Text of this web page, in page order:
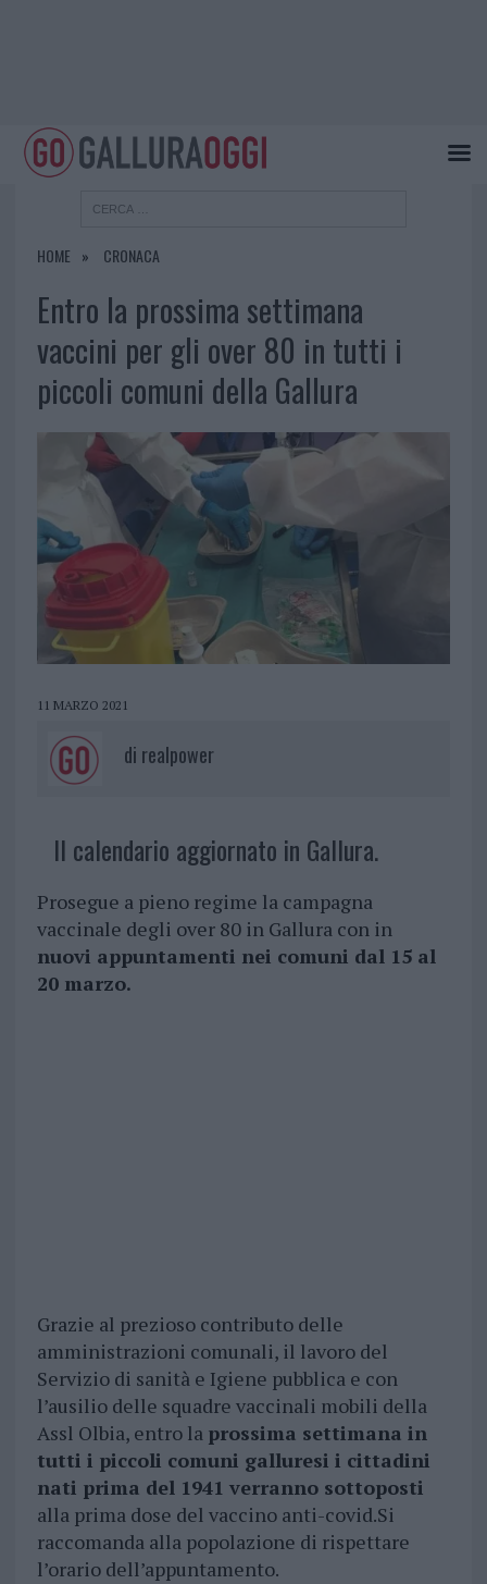
HOME CRONACA
Entro la prossima settimana
vaccini per gli over 80 in tutti i
piccoli comuni della Gallura
11 MARZO 2021
di realpower
Il calendario aggiornato in Gallura.
Prosegue a pieno regime la campagna
vaccinale degli over 80 in Gallura con in
nuovi appuntamenti nei comuni dal 15 al
20 marzo.
Grazie al prezioso contributo delle
amministrazioni comunali, il lavoro del
Servizio di sanità e Igiene pubblica e con
l’ausilio delle squadre vaccinali mobili della
Assl Olbia, entro la prossima settimana in
tutti i piccoli comuni galluresi i cittadini
nati prima del 1941 verranno sottoposti
alla prima dose del vaccino anti-covid.Si
raccomanda alla popolazione di rispettare
l’orario dell’appuntamento.